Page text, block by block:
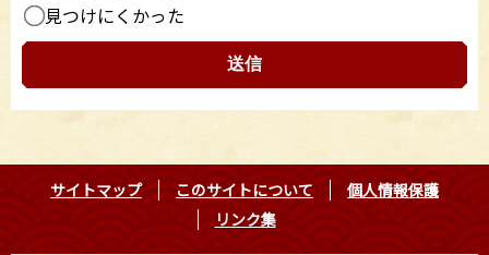
見つけにくかった
サイトマップ このサイトについて
個人情報保護
リンク集